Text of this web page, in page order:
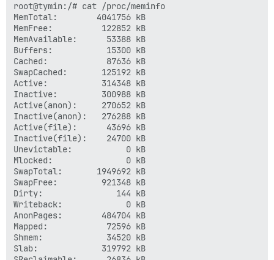
root@tymin:/# cat /proc/meminfo
MemTotal:        4041756 kB
MemFree:          122852 kB
MemAvailable:      53388 kB
Buffers:           15300 kB
Cached:            87636 kB
SwapCached:       125192 kB
Active:           314348 kB
Inactive:         300988 kB
Active(anon):     270652 kB
Inactive(anon):   276288 kB
Active(file):      43696 kB
Inactive(file):    24700 kB
Unevictable:           0 kB
Mlocked:               0 kB
SwapTotal:       1949692 kB
SwapFree:         921348 kB
Dirty:               144 kB
Writeback:             0 kB
AnonPages:        484704 kB
Mapped:            72596 kB
Shmem:             34520 kB
Slab:             319792 kB